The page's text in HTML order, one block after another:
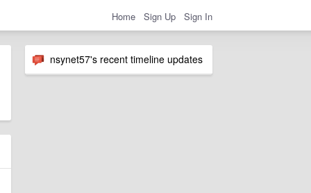
Home Sign Up Sign In
nsynet57's recent timeline updates